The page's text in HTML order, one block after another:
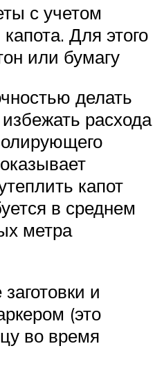
с учетом
Для этого
или бумагу
делать
расхода
капот
в среднем
метра
и
(это
во время